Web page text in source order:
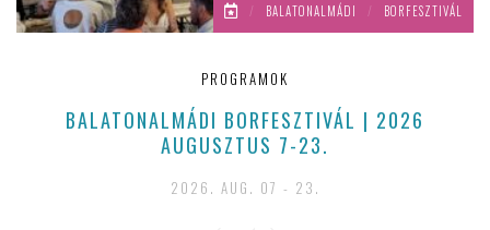
/ BALATONALMÁDI / BORFESZTIVÁL
PROGRAMOK
BALATONALMÁDI BORFESZTIVÁL | 2026
AUGUSZTUS 7-23.
2026. AUG. 07 - 23.